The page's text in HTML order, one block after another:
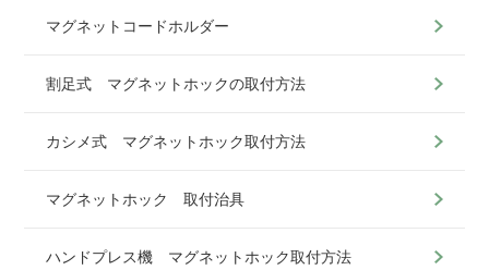
マグネットコードホルダー
割足式 マグネットホックの取付方法
カシメ式 マグネットホック取付方法
マグネットホック 取付治具
ハンドプレス機 マグネットホック取付方法